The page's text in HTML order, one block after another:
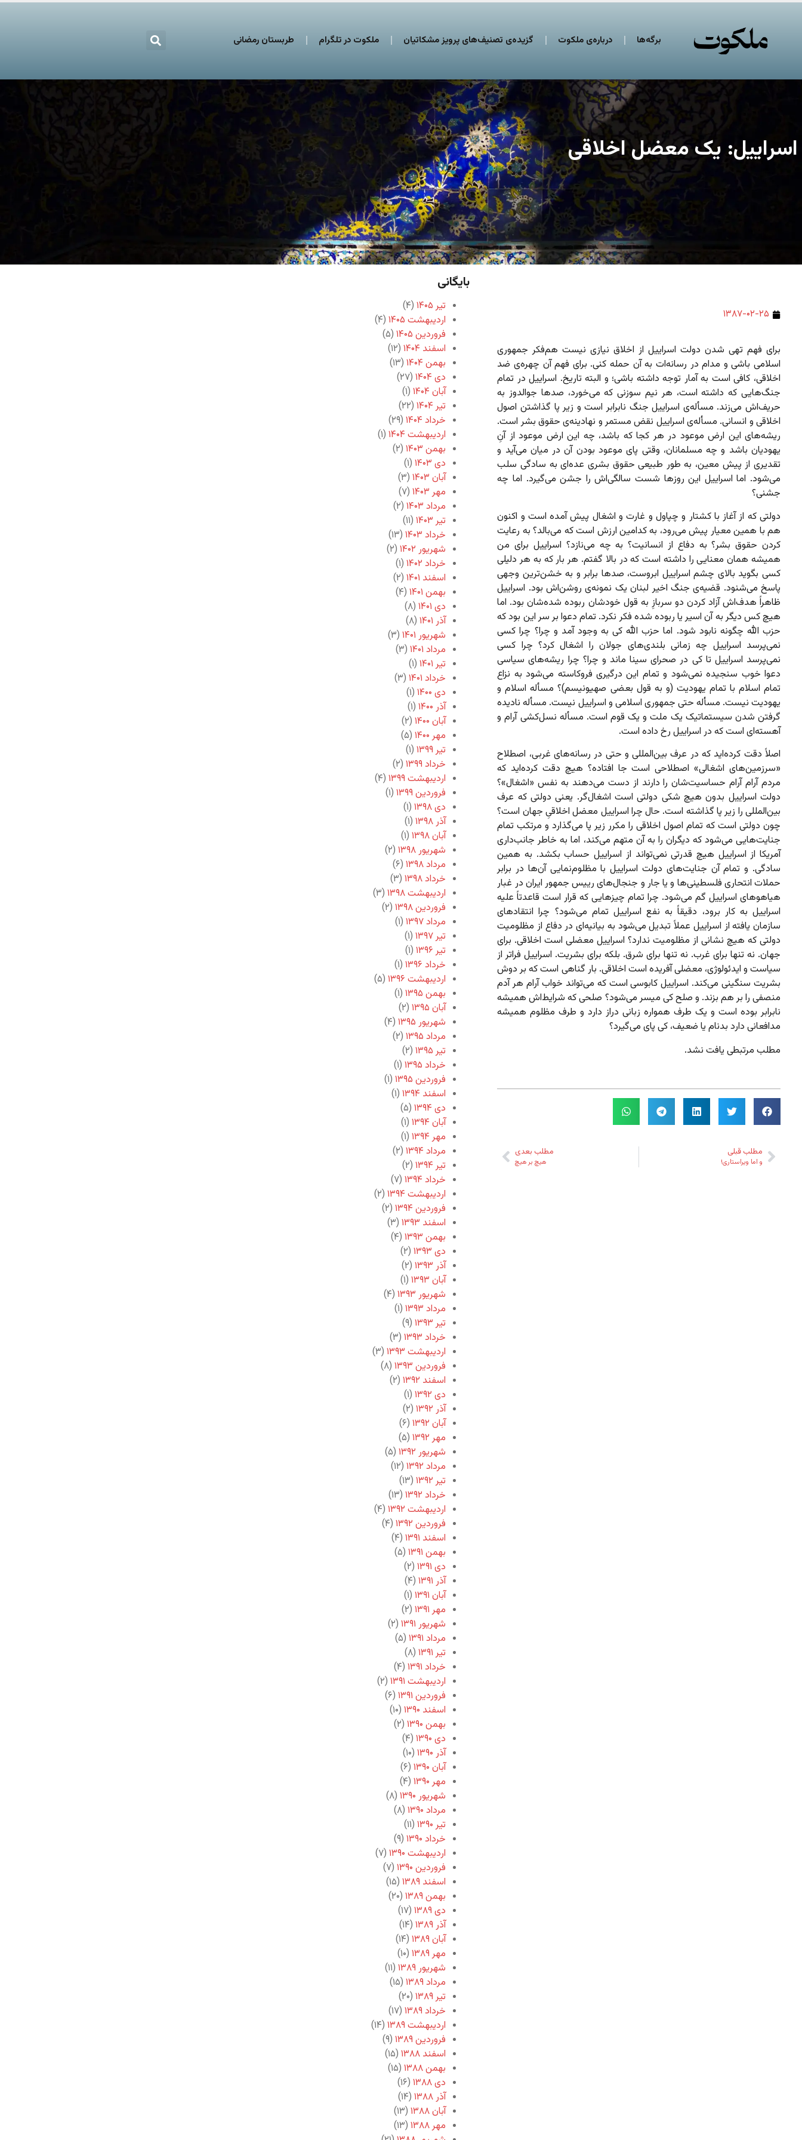
برگه‌ها درباره‌ی ملکوت گزیده‌ی تصنیف‌های پرویز مشکاتیان ملکوت در تلگرام طربستان رمضانی
اسراییل: یک معضل اخلاقی
۱۳۸۷-۰۲-۲۵
برای فهم تهی شدن دولت اسراییل از اخلاق نیازی نیست هم‌فکر جمهوری
اسلامی باشی و مدام در رسانه‌ات به آن حمله کنی. برای فهم آن چهره‌ی ضد
اخلاقی، کافی است به آمار توجه داشته باشی؛ و البته تاریخ. اسراییل در تمام
جنگ‌هایی که داشته است، هر نیم سوزنی که می‌خورد، صدها جوالدوز به
حریف‌اش می‌زند. مسأله‌ی اسراییل جنگ نابرابر است و زیر پا گذاشتن اصول
اخلاقی و انسانی. مسأله‌ی اسراییل نقض مستمر و نهادینه‌ی حقوق بشر است.
ریشه‌های این ارض موعود در هر کجا که باشد، چه این ارض موعود از آنِ
یهودیان باشد و چه مسلمانان، وقتی پای موعود بودن آن در میان می‌آید و
تقدیری از پیش معین، به طور طبیعی حقوق بشری عده‌ای به سادگی سلب
می‌شود. اما اسراییل این روزها شست سالگی‌اش را جشن می‌گیرد. اما چه
جشنی؟
دولتی که از آغاز با کشتار و چپاول و غارت و اشغال پیش آمده است و اکنون
هم با همین معیار پیش می‌رود، به کدامین ارزش است که می‌بالد؟ به رعایت
کردن حقوق بشر؟ به دفاع از انسانیت؟ به چه می‌نازد؟ اسراییل برای من
همیشه همان معنایی را داشته است که در بالا گفتم. هر بار که به هر دلیلی
کسی بگوید بالای چشم اسراییل ابروست، صدها برابر و به خشن‌ترین وجهی
پاسخ می‌شنود. قضیه‌ی جنگ اخیر لبنان یک نمونه‌ی روشن‌اش بود. اسراییل
ظاهراً هدف‌اش آزاد کردن دو سربازِ به قول خودشان ربوده‌ شده‌شان بود. اما
هیچ کس دیگر به آن اسیر یا ربوده شده فکر نکرد. تمام دعوا بر سر این بود که
حزب الله چگونه نابود شود. اما حزب الله کی به وجود آمد و چرا؟ چرا کسی
نمی‌پرسد اسراییل چه زمانی بلندی‌های جولان را اشغال کرد؟ چرا کسی
نمی‌پرسد اسراییل تا کی در صحرای سینا ماند و چرا؟ چرا ریشه‌های سیاسی
دعوا خوب سنجیده نمی‌شود و تمام این درگیری فروکاسته می‌شود به نزاع
تمام اسلام با تمام یهودیت (و به قول بعضی صهیونیسم)؟ مسأله اسلام و
یهودیت نیست. مسأله حتی جمهوری اسلامی و اسراییل نیست. مسأله نادیده
گرفتن شدن سیستماتیک یک ملت و یک قوم است. مسأله نسل‌کشی آرام و
آهسته‌‌ای است که در اسراییل رخ داده است.
اصلاً دقت کرده‌اید که در عرف بین‌المللی و حتی در رسانه‌های غربی، اصطلاح
«سرزمین‌های اشغالی» اصطلاحی است جا افتاده؟ هیچ دقت کرده‌اید که
مردم آرام آرام حساسیت‌شان را دارند از دست می‌دهند به نفس «اشغال»؟
دولت اسراییل بدون هیچ شکی دولتی است اشغال‌گر. یعنی دولتی که عرف
بین‌المللی را زیر پا گذاشته است. حال چرا اسراییل معضل اخلاقیِ جهان است؟
چون دولتی است که تمام اصول اخلاقی را مکرر زیر پا می‌گذارد و مرتکب تمام
جنایت‌هایی می‌شود که دیگران را به آن متهم می‌کند، اما به خاطر جانب‌داری
آمریکا از اسراییل هیچ قدرتی نمی‌تواند از اسراییل حساب بکشد. به همین
سادگی. و تمام آن جنایت‌های دولت اسراییل با مظلوم‌نمایی آن‌ها در برابر
حملات انتحاری فلسطینی‌ها و یا جار و جنجال‌های رییس جمهور ایران در غبار
هیاهوهای اسراییل گم می‌شود. چرا تمام چیزهایی که قرار است قاعدتاً علیه
اسراییل به کار برود، دقیقاً به نفع اسراییل تمام می‌شود؟ چرا انتقادهای
سازمان یافته از اسراییل عملاً تبدیل می‌شود به بیانیه‌ای در دفاع از مظلومیت
دولتی که هیچ نشانی از مظلومیت ندارد؟ اسراییل معضلی است اخلاقی. برای
جهان. نه تنها برای غرب. نه تنها برای شرق. بلکه برای بشریت. اسراییل فراتر از
سیاست و ایدئولوژی، معضلی آفریده است اخلاقی. بار گناهی است که بر دوش
بشریت سنگینی می‌کند. اسراییل کابوسی است که می‌تواند خواب آرام هر آدم
منصفی را بر هم بزند. و صلح کی میسر می‌شود؟ صلحی که شرایط‌اش همیشه
نابرابر بوده است و یک طرف همواره زبانی دراز دارد و طرف‌ مظلوم همیشه
مدافعانی دارد بدنام یا ضعیف، کی پای می‌گیرد؟
مطلب مرتبطی یافت نشد.
مطلب قبلی
و اما ویراستاری!
مطلب بعدی
هیچ بر هیچ
بایگانی
تیر ۱۴۰۵
(۴)
اردیبهشت ۱۴۰۵
(۴)
فروردین ۱۴۰۵
(۵)
اسفند ۱۴۰۴
(۱۲)
بهمن ۱۴۰۴
(۱۳)
دی ۱۴۰۴
(۲۷)
آبان ۱۴۰۴
(۱)
تیر ۱۴۰۴
(۲۲)
خرداد ۱۴۰۴
(۲۹)
اردیبهشت ۱۴۰۴
(۱)
بهمن ۱۴۰۳
(۲)
دی ۱۴۰۳
(۱)
آبان ۱۴۰۳
(۳)
مهر ۱۴۰۳
(۷)
مرداد ۱۴۰۳
(۲)
تیر ۱۴۰۳
(۱۱)
خرداد ۱۴۰۳
(۱۳)
شهریور ۱۴۰۲
(۲)
خرداد ۱۴۰۲
(۱)
اسفند ۱۴۰۱
(۲)
بهمن ۱۴۰۱
(۴)
دی ۱۴۰۱
(۸)
آذر ۱۴۰۱
(۸)
شهریور ۱۴۰۱
(۳)
مرداد ۱۴۰۱
(۳)
تیر ۱۴۰۱
(۱)
خرداد ۱۴۰۱
(۳)
دی ۱۴۰۰
(۱)
آذر ۱۴۰۰
(۱)
آبان ۱۴۰۰
(۲)
مهر ۱۴۰۰
(۵)
تیر ۱۳۹۹
(۱)
خرداد ۱۳۹۹
(۲)
اردیبهشت ۱۳۹۹
(۴)
فروردین ۱۳۹۹
(۱)
دی ۱۳۹۸
(۱)
آذر ۱۳۹۸
(۱)
آبان ۱۳۹۸
(۱)
شهریور ۱۳۹۸
(۲)
مرداد ۱۳۹۸
(۶)
خرداد ۱۳۹۸
(۳)
اردیبهشت ۱۳۹۸
(۳)
فروردین ۱۳۹۸
(۲)
مرداد ۱۳۹۷
(۱)
تیر ۱۳۹۷
(۱)
تیر ۱۳۹۶
(۱)
خرداد ۱۳۹۶
(۱)
اردیبهشت ۱۳۹۶
(۵)
بهمن ۱۳۹۵
(۱)
آبان ۱۳۹۵
(۲)
شهریور ۱۳۹۵
(۴)
مرداد ۱۳۹۵
(۲)
تیر ۱۳۹۵
(۲)
خرداد ۱۳۹۵
(۱)
فروردین ۱۳۹۵
(۱)
اسفند ۱۳۹۴
(۱)
دی ۱۳۹۴
(۵)
آبان ۱۳۹۴
(۱)
مهر ۱۳۹۴
(۱)
مرداد ۱۳۹۴
(۲)
تیر ۱۳۹۴
(۲)
خرداد ۱۳۹۴
(۷)
اردیبهشت ۱۳۹۴
(۲)
فروردین ۱۳۹۴
(۲)
اسفند ۱۳۹۳
(۳)
بهمن ۱۳۹۳
(۴)
دی ۱۳۹۳
(۲)
آذر ۱۳۹۳
(۲)
آبان ۱۳۹۳
(۱)
شهریور ۱۳۹۳
(۴)
مرداد ۱۳۹۳
(۱)
تیر ۱۳۹۳
(۹)
خرداد ۱۳۹۳
(۳)
اردیبهشت ۱۳۹۳
(۳)
فروردین ۱۳۹۳
(۸)
اسفند ۱۳۹۲
(۲)
دی ۱۳۹۲
(۱)
آذر ۱۳۹۲
(۲)
آبان ۱۳۹۲
(۶)
مهر ۱۳۹۲
(۵)
شهریور ۱۳۹۲
(۵)
مرداد ۱۳۹۲
(۱۲)
تیر ۱۳۹۲
(۱۳)
خرداد ۱۳۹۲
(۱۳)
اردیبهشت ۱۳۹۲
(۴)
فروردین ۱۳۹۲
(۴)
اسفند ۱۳۹۱
(۴)
بهمن ۱۳۹۱
(۵)
دی ۱۳۹۱
(۲)
آذر ۱۳۹۱
(۴)
آبان ۱۳۹۱
(۱)
مهر ۱۳۹۱
(۲)
شهریور ۱۳۹۱
(۲)
مرداد ۱۳۹۱
(۵)
تیر ۱۳۹۱
(۸)
خرداد ۱۳۹۱
(۴)
اردیبهشت ۱۳۹۱
(۲)
فروردین ۱۳۹۱
(۶)
اسفند ۱۳۹۰
(۱۰)
بهمن ۱۳۹۰
(۲)
دی ۱۳۹۰
(۴)
آذر ۱۳۹۰
(۱۰)
آبان ۱۳۹۰
(۶)
مهر ۱۳۹۰
(۴)
شهریور ۱۳۹۰
(۸)
مرداد ۱۳۹۰
(۸)
تیر ۱۳۹۰
(۱۱)
خرداد ۱۳۹۰
(۹)
اردیبهشت ۱۳۹۰
(۷)
فروردین ۱۳۹۰
(۷)
اسفند ۱۳۸۹
(۱۵)
بهمن ۱۳۸۹
(۲۰)
دی ۱۳۸۹
(۱۷)
آذر ۱۳۸۹
(۱۴)
آبان ۱۳۸۹
(۱۴)
مهر ۱۳۸۹
(۱۰)
شهریور ۱۳۸۹
(۱۱)
مرداد ۱۳۸۹
(۱۵)
تیر ۱۳۸۹
(۲۰)
خرداد ۱۳۸۹
(۱۷)
اردیبهشت ۱۳۸۹
(۱۴)
فروردین ۱۳۸۹
(۹)
اسفند ۱۳۸۸
(۱۵)
بهمن ۱۳۸۸
(۱۵)
دی ۱۳۸۸
(۱۶)
آذر ۱۳۸۸
(۱۴)
آبان ۱۳۸۸
(۱۳)
مهر ۱۳۸۸
(۱۳)